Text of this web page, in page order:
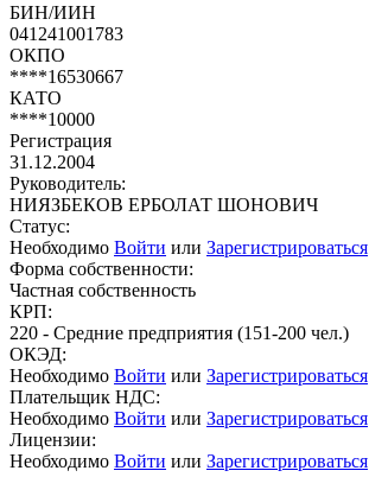
БИН/ИИН
041241001783
ОКПО
****16530667
КАТО
****10000
Регистрация
31.12.2004
Руководитель:
НИЯЗБЕКОВ ЕРБОЛАТ ШОНОВИЧ
Статус:
Необходимо Войти или Зарегистрироваться
Форма собственности:
Частная собственность
КРП:
220 - Средние предприятия (151-200 чел.)
ОКЭД:
Необходимо Войти или Зарегистрироваться
Плательщик НДС:
Необходимо Войти или Зарегистрироваться
Лицензии:
Необходимо Войти или Зарегистрироваться